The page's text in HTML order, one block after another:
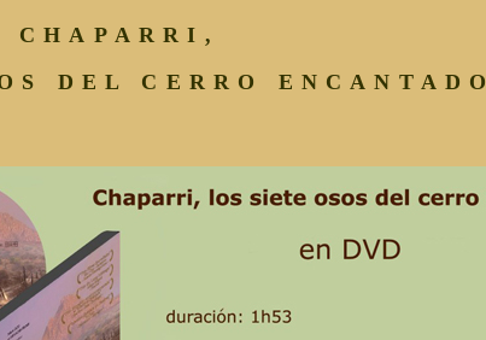
CHAPARRI,
DEL CERRO ENCANTADO